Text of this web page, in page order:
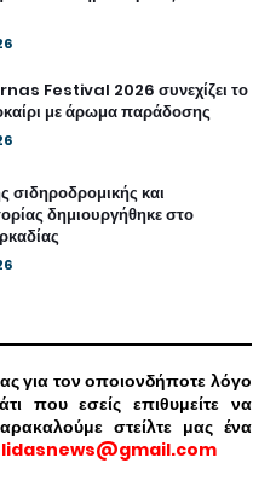
Festival 2026 συνεχίζει το
με άρωμα παράδοσης
σιδηροδρομικής και
δημιουργήθηκε στο
για τον οποιονδήποτε λόγο
που εσείς επιθυμείτε να
στείλτε μας ένα